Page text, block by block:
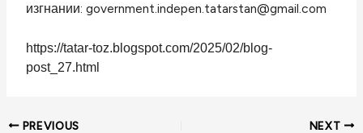
изгнании: government.indepen.tatarstan@gmail.com
https://tatar-toz.blogspot.com/2025/02/blog-
post_27.html
PREVIOUS NEXT